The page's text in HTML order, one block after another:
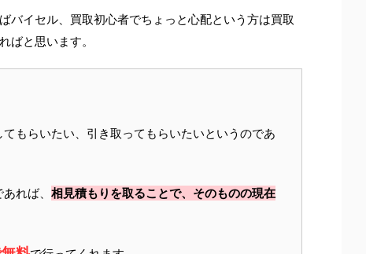
バイセル、買取初心者でちょっと心配という方は買取
ばと思います。
もらいたい、引き取ってもらいたいというのであ
れば、 相見積もりを取ることで、そのものの現在